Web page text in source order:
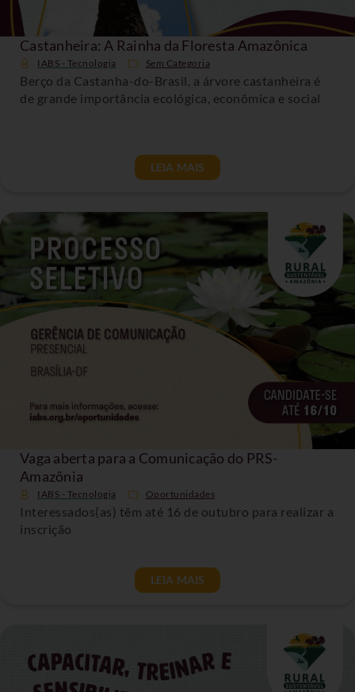
Castanheira: A Rainha da Floresta Amazônica
IABS - Tecnologia Sem Categoria
Berço da Castanha-do-Brasil, a árvore castanheira é
de grande importância ecológica, econômica e social
LEIA MAIS
Vaga aberta para a Comunicação do PRS-
Amazônia
IABS - Tecnologia Oportunidades
Interessados(as) têm até 16 de outubro para realizar a
inscrição
LEIA MAIS